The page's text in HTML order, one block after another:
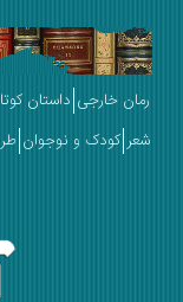
خارجی داستان کوتاه تاریخ
کودک و نوجوان طرح جلد